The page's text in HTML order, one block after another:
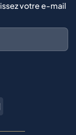
votre e-mail